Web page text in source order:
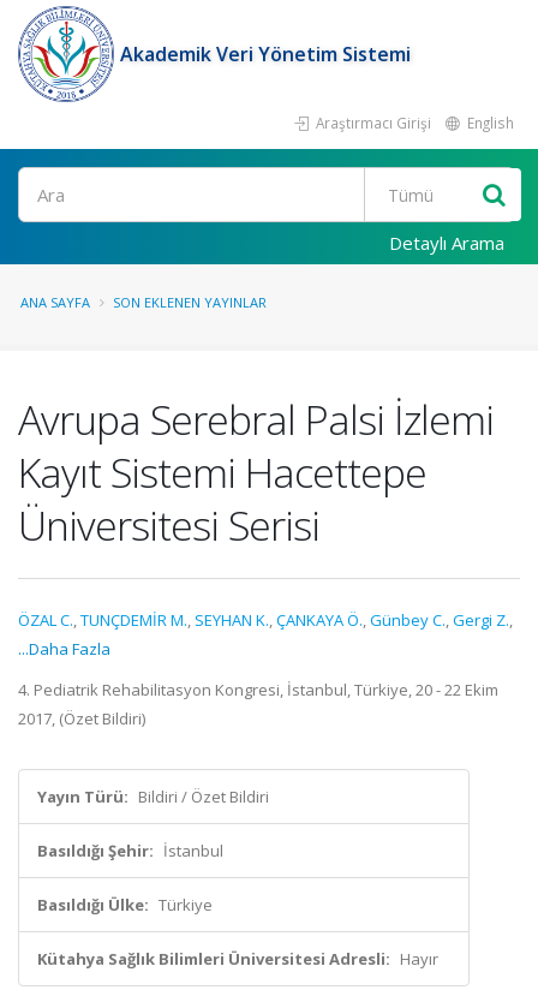
Akademik Veri Yönetim Sistemi
Araştırmacı Girişi English
Ara
Detaylı Arama
ANA SAYFA SON EKLENEN YAYINLAR
Avrupa Serebral Palsi İzlemi
Kayıt Sistemi Hacettepe
Üniversitesi Serisi
ÖZAL C.,TUNÇDEMİR M., SEYHAN K.,ÇANKAYA Ö.,Günbey C.,Gergi Z.,
...Daha Fazla
4. Pediatrik Rehabilitasyon Kongresi, İstanbul, Türkiye, 20 - 22 Ekim
2017, (Özet Bildiri)
Yayın Türü: Bildiri / Özet Bildiri
Basıldığı Şehir: İstanbul
Basıldığı Ülke: Türkiye
Kütahya Sağlık Bilimleri Üniversitesi Adresli: Hayır